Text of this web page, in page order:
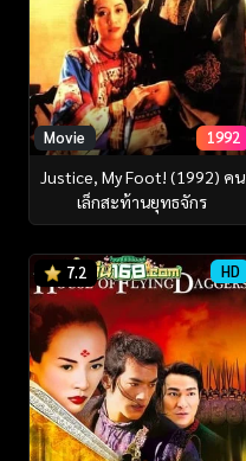
Movie 1992
Justice, My Foot! (1992) คน
เล็กสะท้านยุทธจักร
7.2 HD